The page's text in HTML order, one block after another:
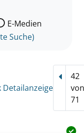
Sie suchen wollen.
E-Medien
Suche)
Detailanzeige
42
von
71